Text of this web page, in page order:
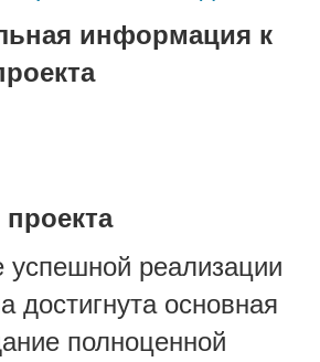
информация к
успешной реализации
достигнута основная
полноценной